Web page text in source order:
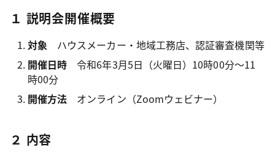
１ 説明会開催概要
対象ハウスメーカー・地域工務店、認証審査機関等
開催日時 令和6年3月5日（火曜日）10時00分～11
時00分
開催方法 オンライン（Zoomウェビナー）
２ 内容